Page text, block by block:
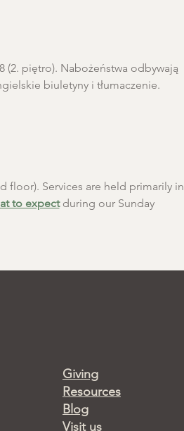
(2. piętro). Nabożeństwa odbywają
biuletyny i tłumaczenie.
floor). Services are held primarily in
to expect during our Sunday
Giving
Resources
Blog
Visit us